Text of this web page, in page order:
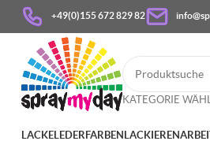
+49(0)155 672 829 82
KATEGORIE
LACKELEDERFARBENLACKIEREN